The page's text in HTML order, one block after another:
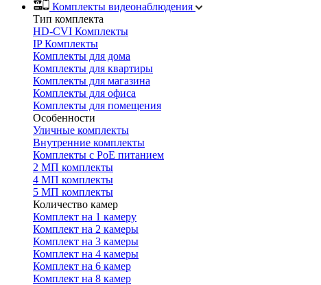
Комплекты видеонаблюдения
Тип комплекта
HD-CVI Комплекты
IP Комплекты
Комплекты для дома
Комплекты для квартиры
Комплекты для магазина
Комплекты для офиса
Комплекты для помещения
Особенности
Уличные комплекты
Внутренние комплекты
Комплекты с PoE питанием
2 МП комплекты
4 МП комплекты
5 МП комплекты
Количество камер
Комплект на 1 камеру
Комплект на 2 камеры
Комплект на 3 камеры
Комплект на 4 камеры
Комплект на 6 камер
Комплект на 8 камер